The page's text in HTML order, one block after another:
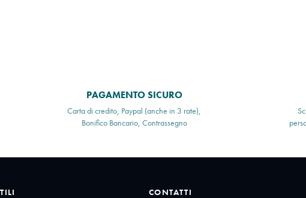
PAGAMENTO SICURO
Carta di credito, Paypal (anche in 3 rate),
Bonifico Bancario, Contrassegno
CONTATTI